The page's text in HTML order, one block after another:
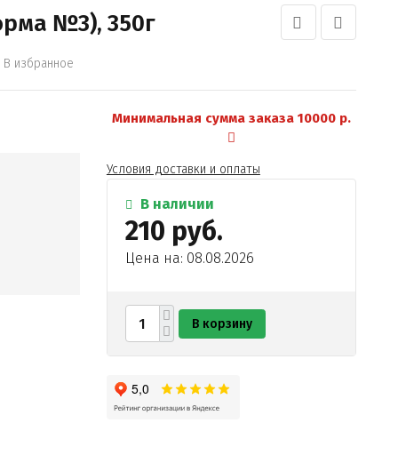
№3), 350г
В избранное
Минимальная сумма заказа 10000 р.
Условия доставки и оплаты
В наличии
210 руб.
Цена на: 08.08.2026
В корзину